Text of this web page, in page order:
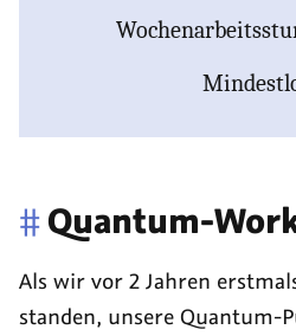
#Quantum-
Als wir vor 2 Jahren
standen, unsere Quantum-